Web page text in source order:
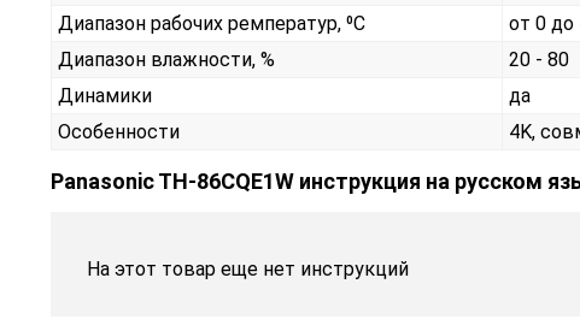
Диапазон рабочих ремператур, ⁰С
от 0 до
Диапазон влажности, %
20 - 80
Динамики
да
Особенности
4K,
Panasonic TH-86CQE1W инструкция на русском
На этот товар еще нет инструкций